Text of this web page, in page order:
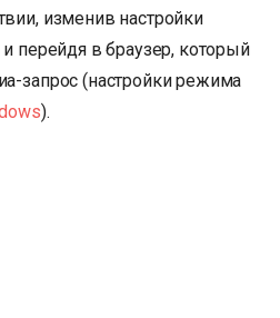
изменив настройки
и перейдя в браузер, который
запрос (настройки режима
).